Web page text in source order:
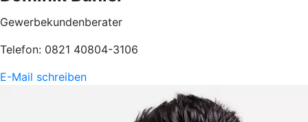
Gewerbekundenberater
Telefon: 0821 40804-3106
E-Mail schreiben